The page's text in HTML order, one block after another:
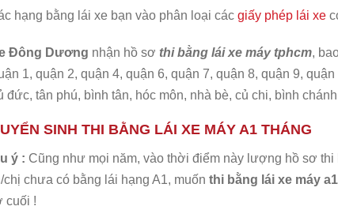
hạng bằng lái xe bạn vào phân loại các giấy phép lái xe
Đông Dương nhận hồ sơ thi bằng lái xe máy tphcm,
1, quận 2, quận 4, quận 6, quận 7, quận 8, quận 9,
đức, tân phú, bình tân, hóc môn, nhà bè, củ chi, bình
SINH THI BẰNG LÁI XE MÁY A1 THÁNG
ý : Cũng như mọi năm, vào thời điểm này lượng hồ sơ thi
chị chưa có bằng lái hạng A1, muốn thi bằng lái xe máy a1
cuối !